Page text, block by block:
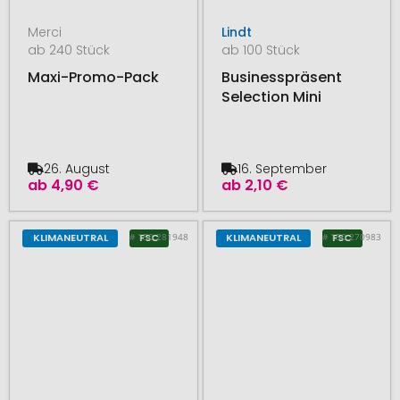
Merci
ab 240 Stück
Maxi-Promo-Pack
ab 4,90 €
26. August
Lindt
ab 100 Stück
Businesspräsent
Selection Mini
ab 2,10 €
16. September
KLIMANEUTRAL FSC
# 150.281948 KLIMANEUTRAL FSC
# 150.270983